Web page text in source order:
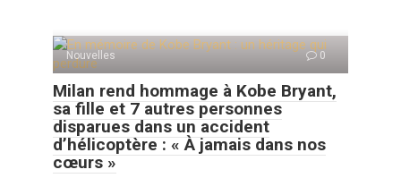
Nouvelles 0
Milan rend hommage à Kobe Bryant,
sa fille et 7 autres personnes
disparues dans un accident
d’hélicoptère : « À jamais dans nos
cœurs »